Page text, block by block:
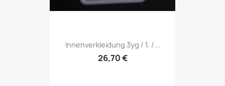
Innenverkleidung 3yg / 1. /...
26,70 €